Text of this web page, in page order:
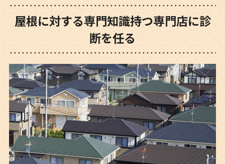
屋根に対する専門知識持つ専門店に診
断を任る